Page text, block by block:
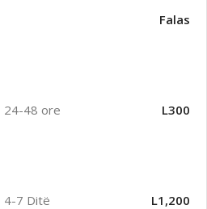
Falas
24-48 ore L300
4-7 Ditë L1,200